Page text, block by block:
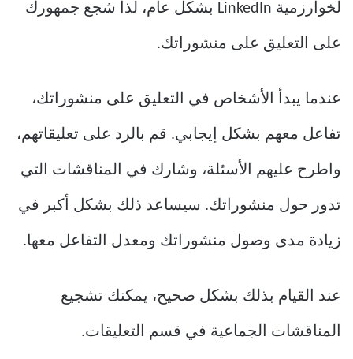
لخوارزمية LinkedIn بشكل عام، لذا شجع جمهورك
على التعليق على منشوراتك.
عندما يبدأ الأشخاص في التعليق على منشوراتك،
تفاعل معهم بشكل إيجابي. قم بالرد على تعليقاتهم،
واطرح عليهم الأسئلة، وشارك في المناقشات التي
تدور حول منشوراتك. سيساعد ذلك بشكل أكبر في
زيادة مدى وصول منشوراتك ومعدل التفاعل معها.
عند القيام بذلك بشكل صحيح، يمكنك تشجيع
المناقشات الجماعية في قسم التعليقات.